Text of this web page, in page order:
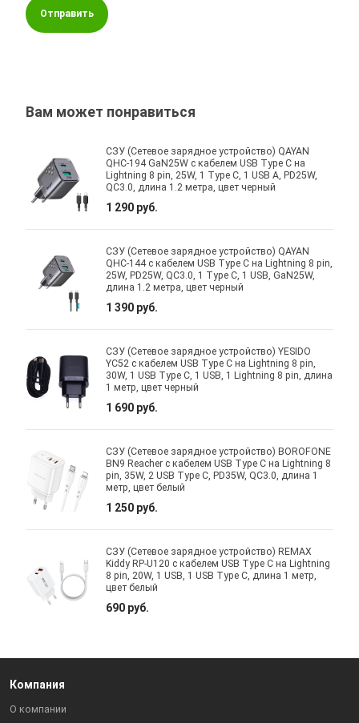
Отправить
Вам может понравиться
СЗУ (Сетевое зарядное устройство) QAYAN
QHC-194 GaN25W с кабелем USB Type C на
Lightning 8 pin, 25W, 1 Type C, 1 USB A, PD25W,
QC3.0, длина 1.2 метра, цвет черный
1 290 руб.
СЗУ (Сетевое зарядное устройство) QAYAN
QHC-144 с кабелем USB Type C на Lightning 8 pin,
25W, PD25W, QC3.0, 1 Type C, 1 USB, GaN25W,
длина 1.2 метра, цвет черный
1 390 руб.
СЗУ (Сетевое зарядное устройство) YESIDO
YC52 с кабелем USB Type C на Lightning 8 pin,
30W, 1 USB Type C, 1 USB, 1 Lightning 8 pin, длина
1 метр, цвет черный
1 690 руб.
СЗУ (Сетевое зарядное устройство) BOROFONE
BN9 Reacher с кабелем USB Type C на Lightning 8
pin, 35W, 2 USB Type C, PD35W, QC3.0, длина 1
метр, цвет белый
1 250 руб.
СЗУ (Сетевое зарядное устройство) REMAX
Kiddy RP-U120 с кабелем USB Type C на Lightning
8 pin, 20W, 1 USB, 1 USB Type C, длина 1 метр,
цвет белый
690 руб.
Компания
О компании